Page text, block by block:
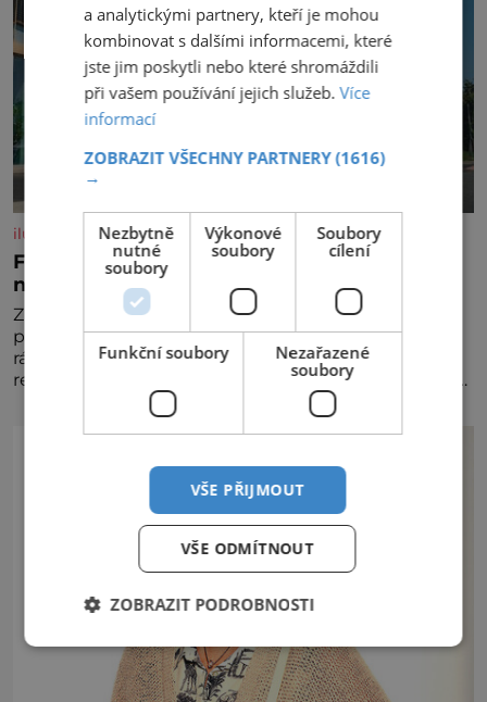
iluxus.cz
Ford dává český fotbal do pohybu. Stává se
novým partnerem FAČR
Značka Ford se od srpna 2026 stává novým
partnerem Fotbalové asociace České republiky. V
rámci tříleté spolupráce zajistí mobilitu asociace,
reprezentačních týmů i českého fotbalu v regionech.
a analytickými partnery, kteří je mohou
kombinovat s dalšími informacemi, které
jste jim poskytli nebo které shromáždili
při vašem používání jejich služeb.Více
informací
ZOBRAZIT VŠECHNY PARTNERY(1616)
→
Nezbytně
nutné
soubory
Výkonové
soubory
Soubory
cílení
Funkční soubory
Nezařazené
soubory
VŠE PŘIJMOUT
VŠE ODMÍTNOUT
ZOBRAZIT PODROBNOSTI